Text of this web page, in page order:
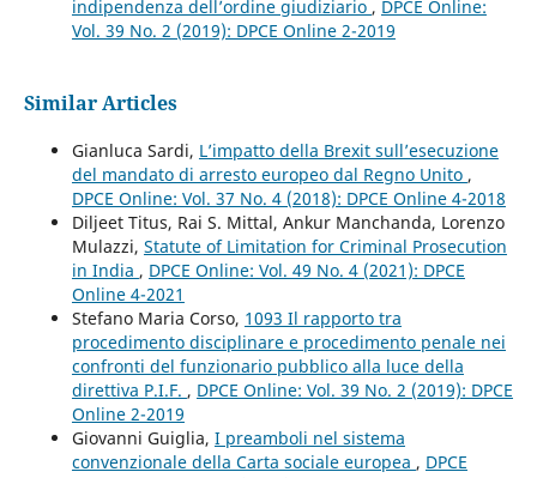
indipendenza dell’ordine giudiziario , DPCE Online:
Vol. 39 No. 2 (2019): DPCE Online 2-2019
Similar Articles
Gianluca Sardi, L’impatto della Brexit sull’esecuzione
del mandato di arresto europeo dal Regno Unito ,
DPCE Online: Vol. 37 No. 4 (2018): DPCE Online 4-2018
Diljeet Titus, Rai S. Mittal, Ankur Manchanda, Lorenzo
Mulazzi, Statute of Limitation for Criminal Prosecution
in India , DPCE Online: Vol. 49 No. 4 (2021): DPCE
Online 4-2021
Stefano Maria Corso, 1093 Il rapporto tra
procedimento disciplinare e procedimento penale nei
confronti del funzionario pubblico alla luce della
direttiva P.I.F. , DPCE Online: Vol. 39 No. 2 (2019): DPCE
Online 2-2019
Giovanni Guiglia, I preamboli nel sistema
convenzionale della Carta sociale europea , DPCE